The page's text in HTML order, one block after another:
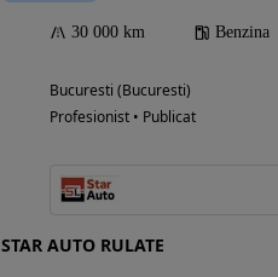
30 000 km Benzina
Bucuresti (Bucuresti)
Profesionist • Publicat
STAR AUTO RULATE